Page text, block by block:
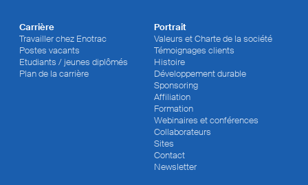
Carrière
Travailler chez Enotrac
Postes vacants
Etudiants / jeunes diplômés
Plan de la carrière
Portrait
Valeurs et Charte de la société
Témoignages clients
Histoire
Développement durable
Sponsoring
Affiliation
Formation
Webinaires et conférences
Collaborateurs
Sites
Contact
Newsletter